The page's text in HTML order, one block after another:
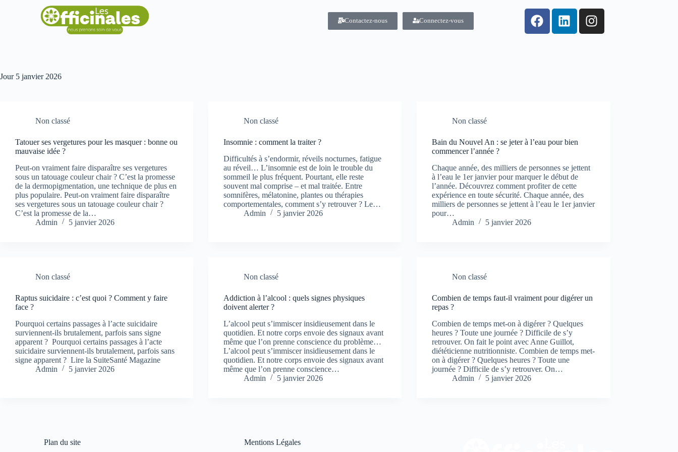
Contactez-nous Connectez-vous
Jour5 janvier 2026
Non classé
Tatouer ses vergetures pour les masquer : bonne ou
mauvaise idée ?
Peut-on vraiment faire disparaître ses vergetures
sous un tatouage couleur chair ? C’est la promesse
de la dermopigmentation, une technique de plus en
plus populaire. Peut-on vraiment faire disparaître
ses vergetures sous un tatouage couleur chair ?
C’est la promesse de la…
Admin
5 janvier 2026
Non classé
Insomnie : comment la traiter ?
Difficultés à s’endormir, réveils nocturnes, fatigue
au réveil… L’insomnie est de loin le trouble du
sommeil le plus fréquent. Pourtant, elle reste
souvent mal comprise – et mal traitée. Entre
somnifères, mélatonine, plantes ou thérapies
comportementales, comment s’y retrouver ? Le…
Admin
5 janvier 2026
Non classé
Bain du Nouvel An : se jeter à l’eau pour bien
commencer l’année ?
Chaque année, des milliers de personnes se jettent
à l’eau le 1er janvier pour marquer le début de
l’année. Découvrez comment profiter de cette
expérience en toute sécurité. Chaque année, des
milliers de personnes se jettent à l’eau le 1er janvier
pour…
Admin
5 janvier 2026
Non classé
Raptus suicidaire : c’est quoi ? Comment y faire
face ?
Pourquoi certains passages à l’acte suicidaire
surviennent-ils brutalement, parfois sans signe
apparent ? Pourquoi certains passages à l’acte
suicidaire surviennent-ils brutalement, parfois sans
signe apparent ? Lire la SuiteSanté Magazine
Admin
5 janvier 2026
Non classé
Addiction à l’alcool : quels signes physiques
doivent alerter ?
L’alcool peut s’immiscer insidieusement dans le
quotidien. Et notre corps envoie des signaux avant
même que l’on prenne conscience du problème…
L’alcool peut s’immiscer insidieusement dans le
quotidien. Et notre corps envoie des signaux avant
même que l’on prenne conscience…
Admin
5 janvier 2026
Non classé
Combien de temps faut-il vraiment pour digérer un
repas ?
Combien de temps met-on à digérer ? Quelques
heures ? Toute une journée ? Difficile de s’y
retrouver. On fait le point avec Anne Guillot,
diététicienne nutritionniste. Combien de temps met-
on à digérer ? Quelques heures ? Toute une
journée ? Difficile de s’y retrouver. On…
Admin
5 janvier 2026
Plan du site Mentions Légales